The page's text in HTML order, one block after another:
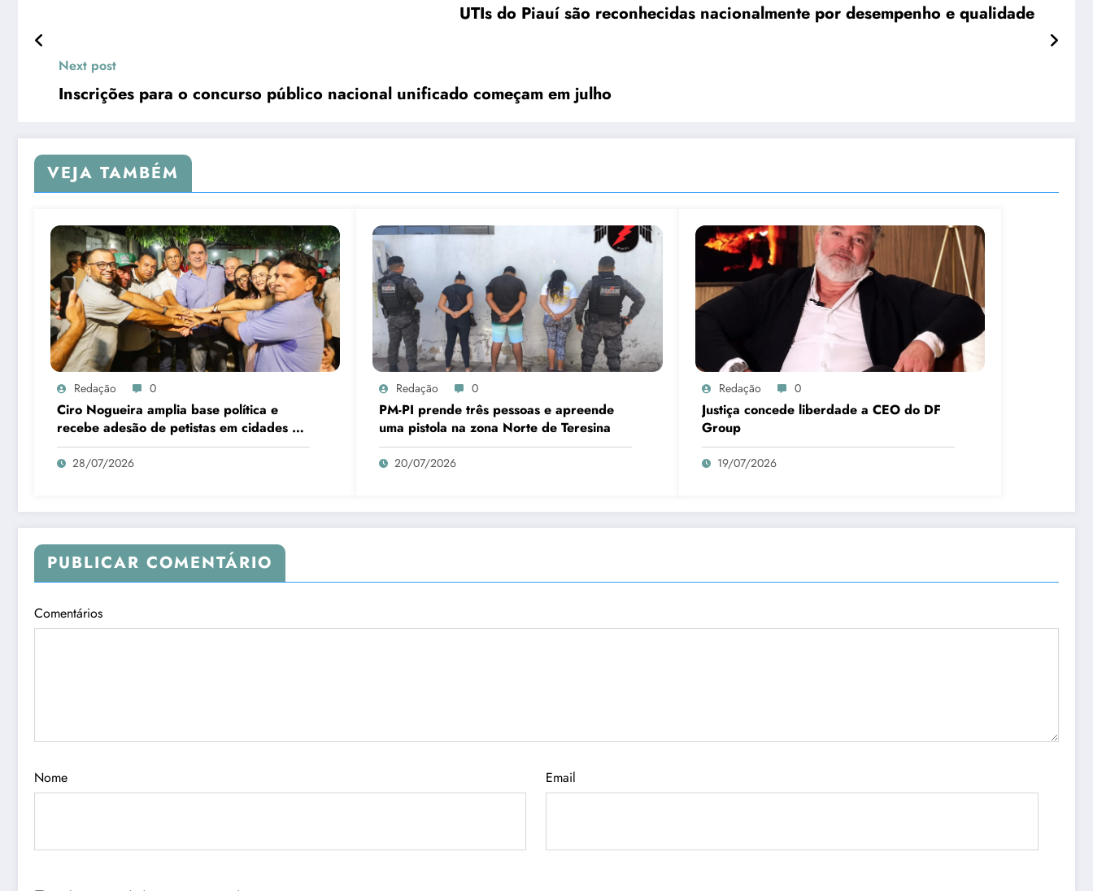
UTIs do Piauí são reconhecidas nacionalmente por desempenho e qualidade
Next post
Inscrições para o concurso público nacional unificado começam em julho
VEJA TAMBÉM
Redação 0
Ciro Nogueira amplia base política e
recebe adesão de petistas em cidades do
interior
28/07/2026
Redação 0
PM-PI prende três pessoas e apreende
uma pistola na zona Norte de Teresina
20/07/2026
Redação 0
Justiça concede liberdade a CEO do DF
Group
19/07/2026
PUBLICAR COMENTÁRIO
Comentários
Nome Email